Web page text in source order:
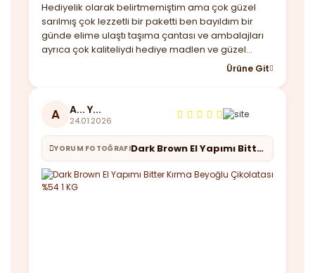
Hediyelik olarak belirtmemiştim ama çok güzel
sarılmış çok lezzetli bir paketti ben bayıldım bir
günde elime ulaştı taşıma çantası ve ambalajları
ayrıca çok kaliteliydi hediye madlen ve güzel
Ürüne Git
A A... Y...
24.01.2026
YORUM FOTOĞRAFI Dark Brown El Yapımı Bitter Kırma Beyoğlu Çikolatası %54 1 KG